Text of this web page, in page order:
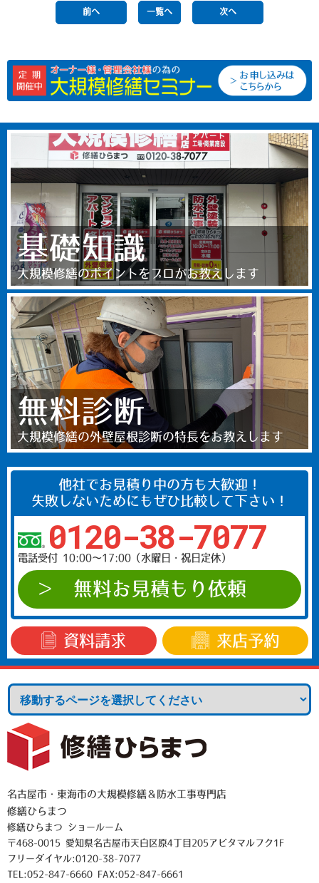
前へ 一覧へ 次へ
基礎知識
大規模修繕のポイントをプロがお教えします
無料診断
大規模修繕の外壁屋根診断の特長をお教えします
他社でお見積り中の方も大歓迎！
失敗しないためにもぜひ比較して下さい！
0120-38-7077
電話受付 10:00〜17:00（水曜日・祝日定休）
無料お見積もり依頼
資料請求 来店予約
名古屋市・東海市の大規模修繕＆防水工事専門店
修繕ひらまつ
修繕ひらまつ ショールーム
〒468-0015 愛知県名古屋市天白区原4丁目205アビタマルフク1F
フリーダイヤル:0120-38-7077
TEL:052-847-6660 FAX:052-847-6661